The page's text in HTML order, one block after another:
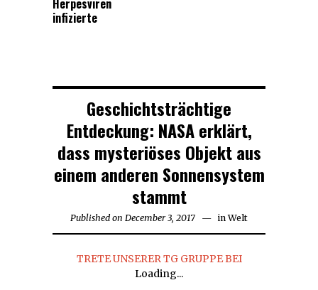
Herpesviren
infizierte
Geschichtsträchtige
Entdeckung: NASA erklärt,
dass mysteriöses Objekt aus
einem anderen Sonnensystem
stammt
Published on December 3, 2017 in Welt
TRETE UNSERER TG GRUPPE BEI
Loading...